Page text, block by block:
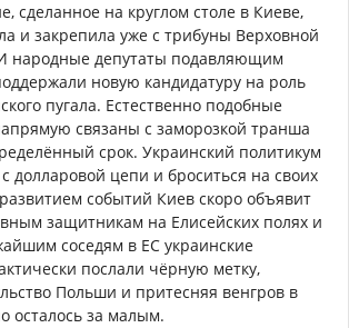
сделанное на круглом столе в Киеве,
и закрепила уже с трибуны Верховной
народные депутаты подавляющим
новую кандидатуру на роль
пугала. Естественно подобные
связаны с заморозкой транша
срок. Украинский политикум
с долларовой цепи и броситься на своих
событий Киев скоро объявит
защитникам на Елисейских полях и
соседям в ЕС украинские
послали чёрную метку,
Польши и притесняя венгров в
осталось за малым.